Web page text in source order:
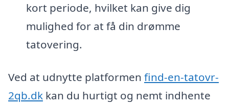
kort periode, hvilket kan give dig
mulighed for at få din drømme
tatovering.
Ved at udnytte platformen find-en-tatovr-
2qb.dk kan du hurtigt og nemt indhente